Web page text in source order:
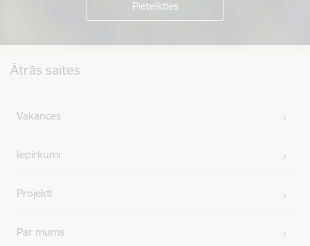
Ātrās saites
Vakances
Iepirkumi
Projekti
Par mums